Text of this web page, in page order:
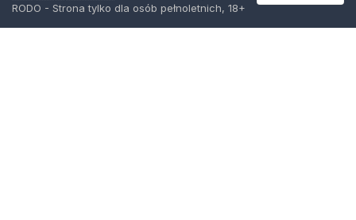
RODO - Strona tylko dla osób pełnoletnich, 18+